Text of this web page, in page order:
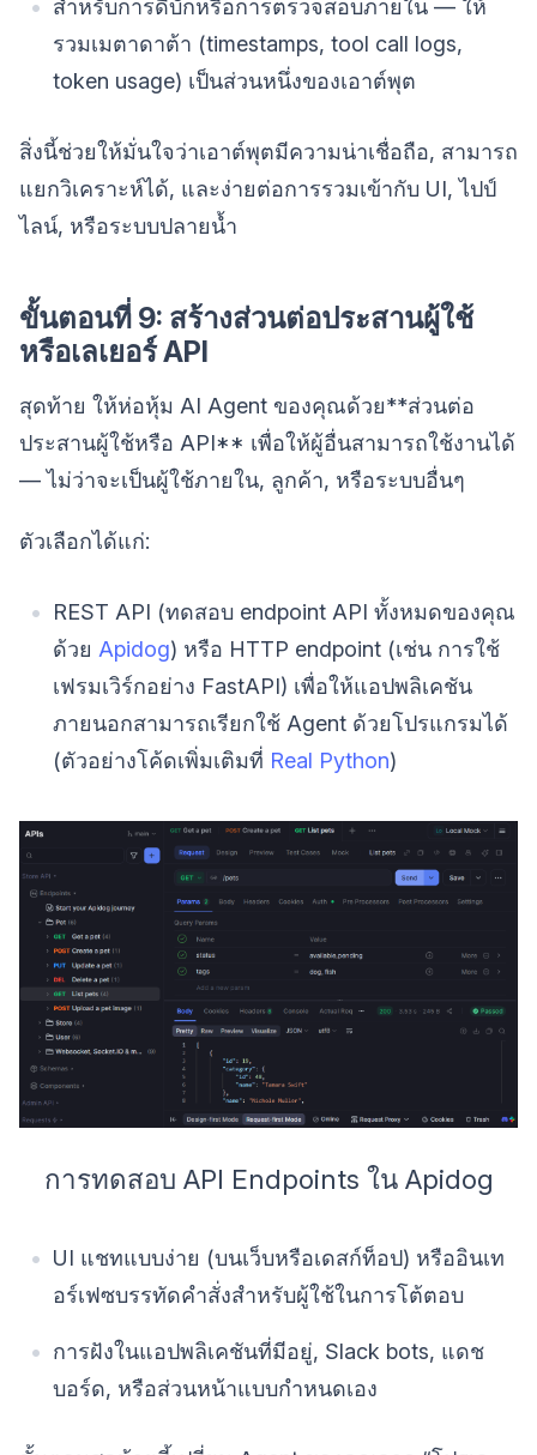
สำหรับการดีบักหรือการตรวจสอบภายใน — ให้
รวมเมตาดาต้า (timestamps, tool call logs,
token usage) เป็นส่วนหนึ่งของเอาต์พุต
สิ่งนี้ช่วยให้มั่นใจว่าเอาต์พุตมีความน่าเชื่อถือ, สามารถ
แยกวิเคราะห์ได้, และง่ายต่อการรวมเข้ากับ UI, ไปป์
ไลน์, หรือระบบปลายน้ำ
ขั้นตอนที่ 9: สร้างส่วนต่อประสานผู้ใช้
หรือเลเยอร์ API
สุดท้าย ให้ห่อหุ้ม AI Agent ของคุณด้วย**ส่วนต่อ
ประสานผู้ใช้หรือ API** เพื่อให้ผู้อื่นสามารถใช้งานได้
— ไม่ว่าจะเป็นผู้ใช้ภายใน, ลูกค้า, หรือระบบอื่นๆ
ตัวเลือกได้แก่:
REST API (ทดสอบ endpoint API ทั้งหมดของคุณ
ด้วย Apidog) หรือ HTTP endpoint (เช่น การใช้
เฟรมเวิร์กอย่าง FastAPI) เพื่อให้แอปพลิเคชัน
ภายนอกสามารถเรียกใช้ Agent ด้วยโปรแกรมได้
(ตัวอย่างโค้ดเพิ่มเติมที่ Real Python)
การทดสอบ API Endpoints ใน Apidog
UI แชทแบบง่าย (บนเว็บหรือเดสก์ท็อป) หรืออินเท
อร์เฟซบรรทัดคำสั่งสำหรับผู้ใช้ในการโต้ตอบ
การฝังในแอปพลิเคชันที่มีอยู่, Slack bots, แดช
บอร์ด, หรือส่วนหน้าแบบกำหนดเอง